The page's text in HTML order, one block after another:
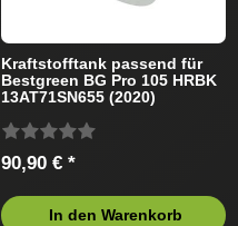
Kraftstofftank passend für
Bestgreen BG Pro 105 HRBK
13AT71SN655 (2020)
90,90 € *
In den Warenkorb